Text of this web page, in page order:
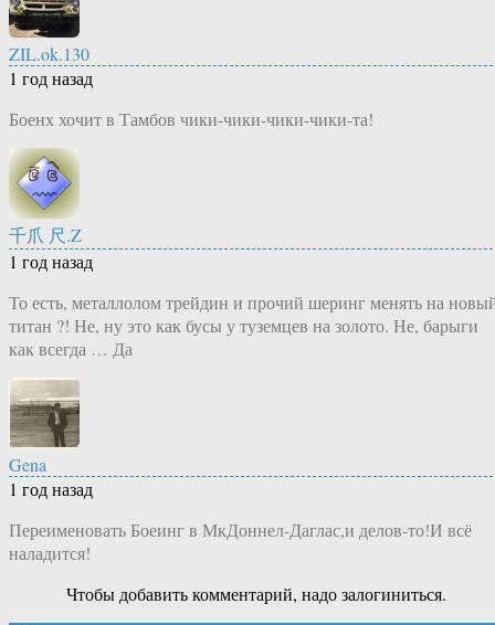
ZIL.ok.130
1 год назад
Боенх хочит в Тамбов чики-чики-чики-чики-та!
千爪 尺.Z
1 год назад
То есть, металлолом трейдин и прочий шеринг менять на
титан ?! Не, ну это как бусы у туземцев на золото. Не, барыги
как всегда … Да
Gena
1 год назад
Переименовать Боеинг в МкДоннел-Даглас,и делов-то!И всё
наладится!
Чтобы добавить комментарий, надо залогиниться.